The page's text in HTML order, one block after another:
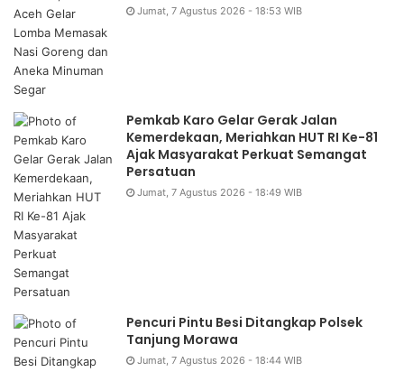
Jumat, 7 Agustus 2026 - 18:53 WIB
Pemkab Karo Gelar Gerak Jalan
Kemerdekaan, Meriahkan HUT RI Ke-81
Ajak Masyarakat Perkuat Semangat
Persatuan
Jumat, 7 Agustus 2026 - 18:49 WIB
Pencuri Pintu Besi Ditangkap Polsek
Tanjung Morawa
Jumat, 7 Agustus 2026 - 18:44 WIB